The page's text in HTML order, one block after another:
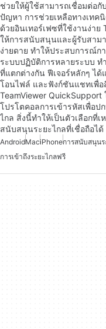
ช่วยให้ผู้ใช้สามารถเชื่อมต่อ
ปัญหา การช่วยเหลือทางเท
ด้วยอินเทอร์เฟซที่ใช้งานง่าย
ให้การสนับสนุนและผู้รับสาม
ง่ายดาย ทำให้ประสบการณ์
ระบบปฏิบัติการหลายระบบ
ที่แตกต่างกัน ฟีเจอร์หลักๆ ไ
โอนไฟล์ และฟังก์ชันแชทเพื่อ
TeamViewer
โปรโตคอลการเข้ารหัสเพื่อป
ไกล สิ่งนี้ทำให้เป็นตัวเลือกที่
สนับสนุนระยะไกลที่เชื่อถือได้
AndroidMaciPhoneการสนับสนุนร
การเข้าถึงระยะไกลฟรี